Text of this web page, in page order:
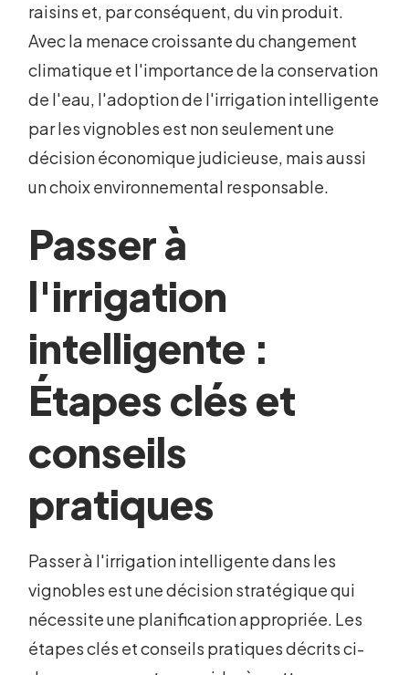
raisins et, par conséquent, du vin produit.
Avec la menace croissante du changement
climatique et l'importance de la conservation
de l'eau, l'adoption de l'irrigation intelligente
par les vignobles est non seulement une
décision économique judicieuse, mais aussi
un choix environnemental responsable.
Passer à
l'irrigation
intelligente :
Étapes clés et
conseils
pratiques
Passer à l'irrigation intelligente dans les
vignobles est une décision stratégique qui
nécessite une planification appropriée. Les
étapes clés et conseils pratiques décrits ci-